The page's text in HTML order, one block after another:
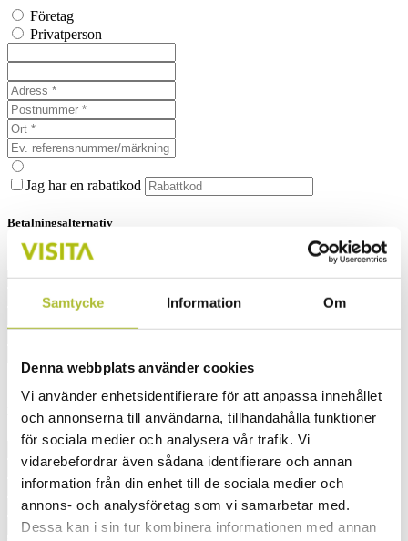
Samtycke Information Om
Denna webbplats använder cookies
Vi använder enhetsidentifierare för att anpassa innehållet
och annonserna till användarna, tillhandahålla funktioner
för sociala medier och analysera vår trafik. Vi
vidarebefordrar även sådana identifierare och annan
information från din enhet till de sociala medier och
annons- och analysföretag som vi samarbetar med.
Dessa kan i sin tur kombinera informationen med annan
Företag
Privatperson
Jag har en rabattkod
Betalningsalternativ
Annan fakturaadress än ovanstående
Jag vill ha PDF-faktura
Deltagaruppgifter